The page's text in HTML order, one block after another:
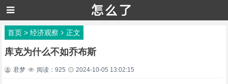
首页> 经济观察 正文
库克为什么不如乔布斯
君梦 阅读：925 2024-10-05 13:02:15